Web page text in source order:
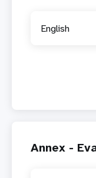
English
Annex -